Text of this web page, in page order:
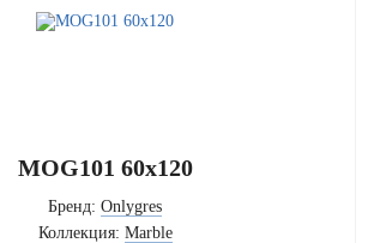
MOG101 60x120
Бренд: Onlygres
Коллекция: Marble